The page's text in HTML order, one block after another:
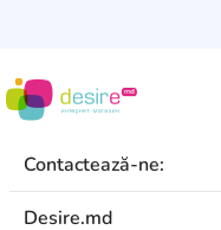
Altele
Contactează-ne:
Desire.md